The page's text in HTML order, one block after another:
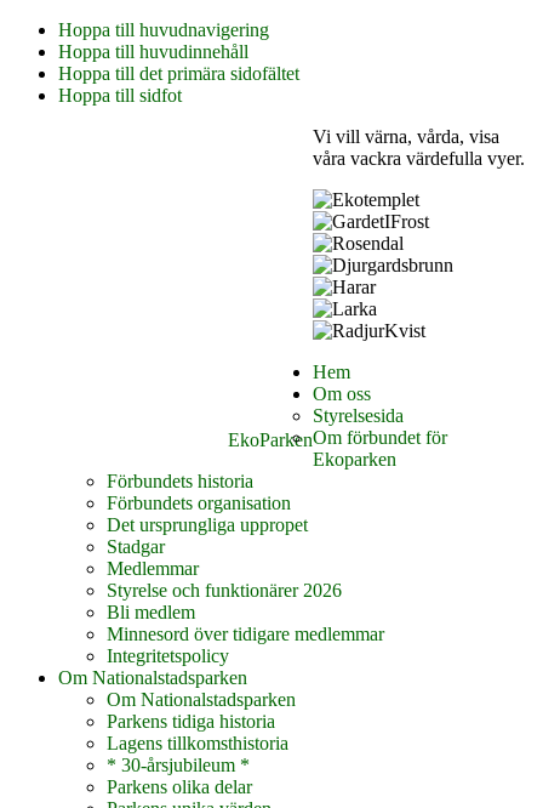
Hoppa till huvudnavigering
Hoppa till huvudinnehåll
Hoppa till det primära sidofältet
Hoppa till sidfot
EkoParken
Vi vill värna, vårda, visa
våra vackra värdefulla vyer.
Hem
Om oss
Styrelsesida
Om förbundet för
Ekoparken
Förbundets historia
Förbundets organisation
Det ursprungliga uppropet
Stadgar
Medlemmar
Styrelse och funktionärer 2026
Bli medlem
Minnesord över tidigare medlemmar
Integritetspolicy
Om Nationalstadsparken
Om Nationalstadsparken
Parkens tidiga historia
Lagens tillkomsthistoria
* 30-årsjubileum *
Parkens olika delar